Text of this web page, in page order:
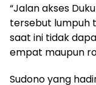
“Jalan akses
tersebut lumpuh
saat ini tidak
empat maupun
Sudono yang